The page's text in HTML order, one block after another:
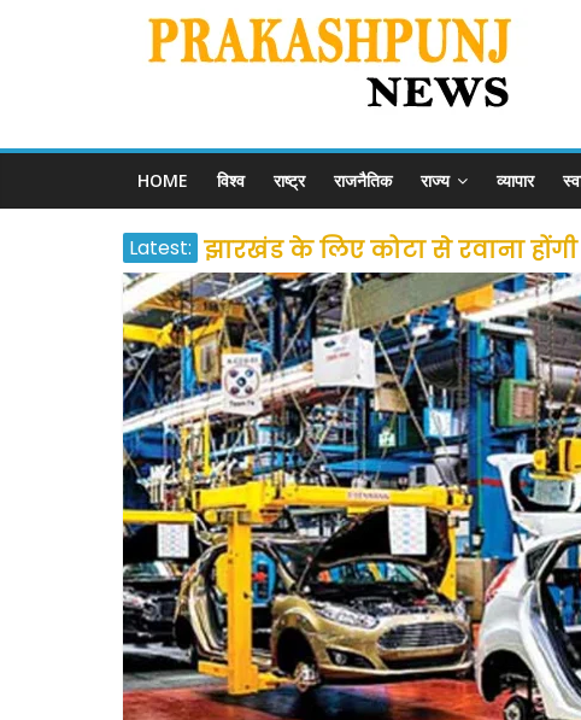
HOME विश्व राष्ट्र राजनैतिक राज्य व्यापार
Latest: झारखंड के लिए कोटा से रवाना
उत्तराखंड के अन्य राज्यों में फंसे
प्रवासियों व मजदूरों को दी गई छूट
शराब और पान की दुकानों को
दो हफ्ते के लिए बढ़ाया लॉकडाउन: